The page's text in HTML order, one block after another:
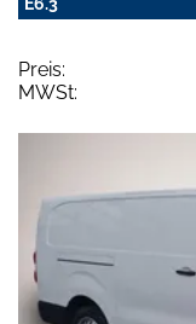
Preis:
MWSt: